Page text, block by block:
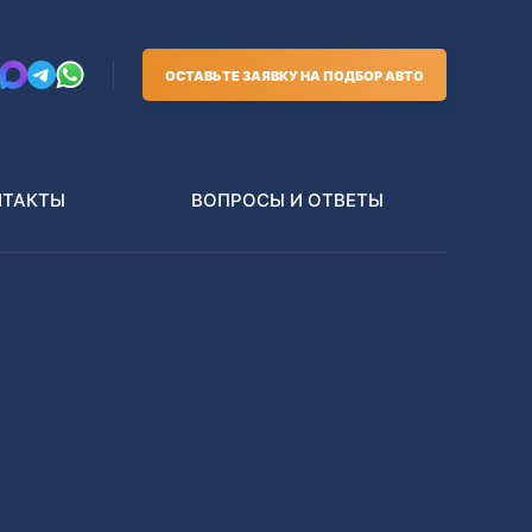
ОСТАВЬТЕ ЗАЯВКУ НА ПОДБОР АВТО
ВОПРОСЫ И ОТВЕТЫ